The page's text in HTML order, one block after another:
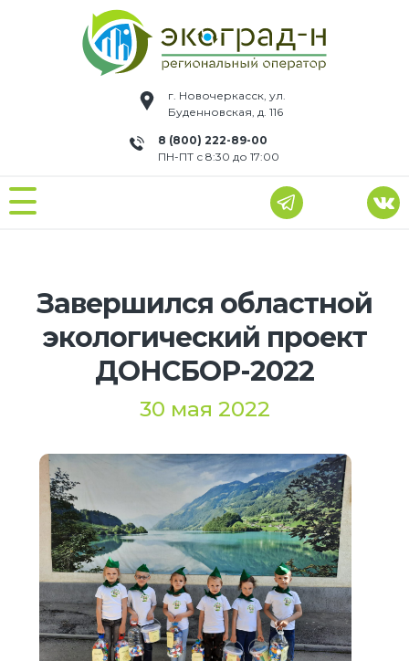
г. Новочеркасск, ул.
Буденновская, д. 116
8 (800) 222-89-00
ПН-ПТ с 8:30 до 17:00
Завершился областной
экологический проект
ДОНСБОР-2022
30 мая 2022